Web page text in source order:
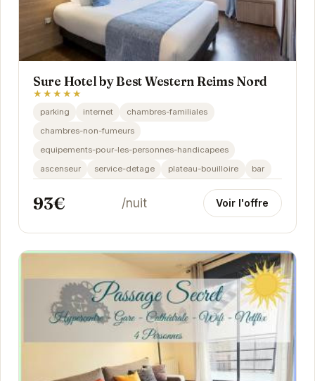
Sure Hotel by Best Western Reims Nord
★★★★★
parking internet
chambres-familiales
chambres-non-fumeurs
equipements-pour-les-personnes-handicapees
ascenseur
service-detage plateau-bouilloire bar
93€ /nuit Voir l'offre